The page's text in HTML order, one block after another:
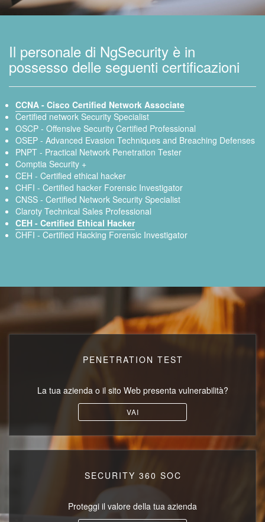
Il personale di NgSecurity è in
possesso delle seguenti certificazioni
CCNA - Cisco Certified Network Associate
Certified network Security Specialist
OSCP - Offensive Security Certified Professional
OSEP - Advanced Evasion Techniques and Breaching Defenses
PNPT - Practical Network Penetration Tester
Comptia Security +
CEH - Certified ethical hacker
CHFI - Certified hacker Forensic Investigator
CNSS - Certified Network Security Specialist
Claroty Technical Sales Professional
CEH - Certified Ethical Hacker
CHFI - Certified Hacking Forensic Investigator
PENETRATION TEST
La tua azienda o il sito Webpresenta vulnerabilità?
VAI
SECURITY 360 SOC
Proteggi il valore della tua azienda